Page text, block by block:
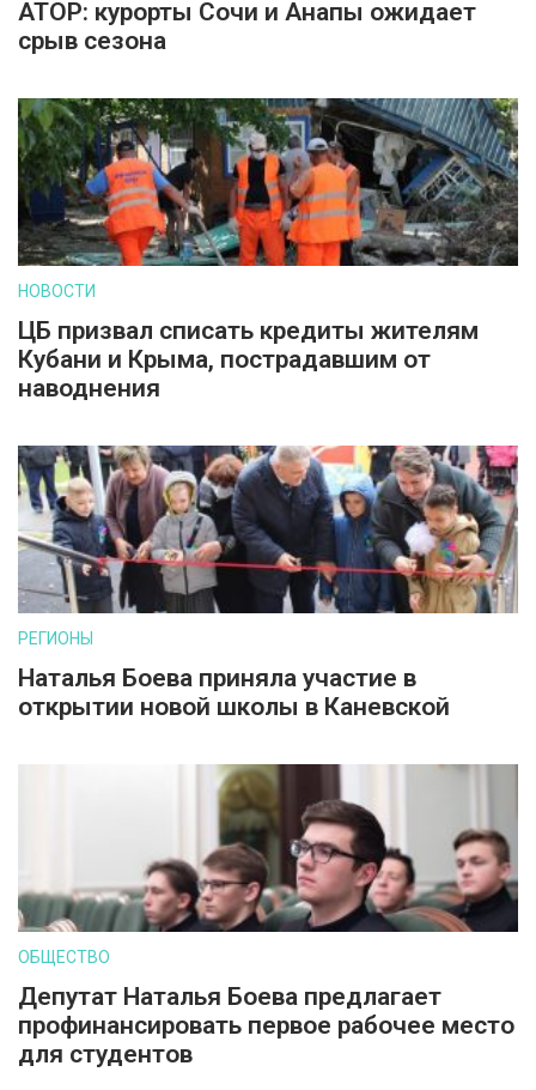
АТОР: курорты Сочи и Анапы ожидает
срыв сезона
НОВОСТИ
ЦБ призвал списать кредиты жителям
Кубани и Крыма, пострадавшим от
наводнения
РЕГИОНЫ
Наталья Боева приняла участие в
открытии новой школы в Каневской
ОБЩЕСТВО
Депутат Наталья Боева предлагает
профинансировать первое рабочее место
для студентов